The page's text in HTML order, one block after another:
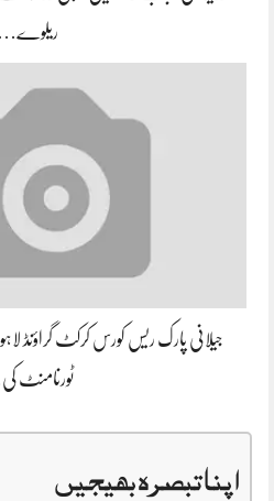
ریلوے…
جیلانی پارک ریس کورس کرکٹ گراؤنڈ
ٹورنامنٹ
اپنا تبصرہ بھیجیں